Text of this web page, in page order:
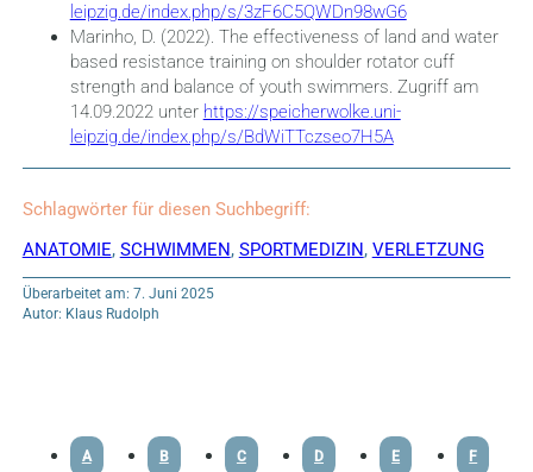
leipzig.de/index.php/s/3zF6C5QWDn98wG6
Marinho, D. (2022). The effectiveness of land and water
based resistance training on shoulder rotator cuff
strength and balance of youth swimmers. Zugriff am
14.09.2022 unter https://speicherwolke.uni-
leipzig.de/index.php/s/BdWiTTczseo7H5A
Schlagwörter für diesen Suchbegriff:
ANATOMIE, SCHWIMMEN, SPORTMEDIZIN, VERLETZUNG
Überarbeitet am: 7. Juni 2025
Autor: Klaus Rudolph
A B C D E F